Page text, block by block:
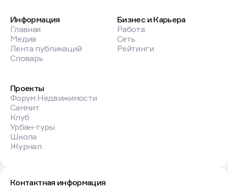
Информация
Главная
Медиа
Лента публикаций
Словарь
Бизнес и Карьера
Работа
Сеть
Рейтинги
Проекты
Форум Недвижимости
Саммит
Клуб
Урбан-туры
Школа
Журнал
Контактная информация